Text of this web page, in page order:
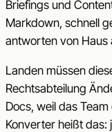
Briefings und
Markdown, schnell
antworten von Haus
Landen müssen
Rechtsabteilung
Docs, weil das
Konverter heißt das: